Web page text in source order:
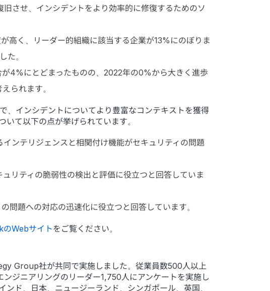
させ、インシデントをより効率的に修復するためのソ
高く、リーダー的組織に該当する企業が13%にのぼりま
た。
4%にとどまったものの、2022年の0%から大きく進歩
られます。
、インシデントについてより豊富なコンテキストを獲得
て以下の点が挙げられています。
ンテリジェンスと相関付け機能がセキュリティの問題
リティの脆弱性の検出と評価に役立つと回答していま
問題への対応の迅速化に役立つと回答しています。
Webサイトをご覧ください。
Group社が共同で実施しました。従業員数500人以上
ジニアリングのリーダー1,750人にアンケートを実施し
ド、日本、ニュージーランド、シンガポール、英国、